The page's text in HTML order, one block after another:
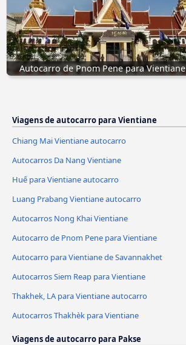
Autocarro de Pnom Pene para Vientiane
Viagens de autocarro para Vientiane
Chiang Mai Vientiane autocarro
Autocarros Da Nang Vientiane
Huế para Vientiane autocarro
Luang Prabang Vientiane autocarro
Autocarros Nong Khai Vientiane
Autocarro de Pnom Pene para Vientiane
Autocarro para Vientiane de Savannakhet
Autocarros Siem Reap para Vientiane
Thakhek, LA para Vientiane autocarro
Autocarros Thakhèk para Vientiane
Viagens de autocarro para Pakse